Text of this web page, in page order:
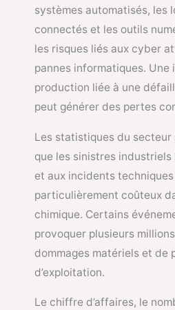
systèmes automatisés, les
connectés et les outils
les risques liés aux cyber
pannes informatiques.
production liée à une
peut générer des pertes
Les statistiques du secteur
que les sinistres
et aux incidents
particulièrement coûteux
chimique. Certains
provoquer plusieurs
dommages matériels et de
d’exploitation.
Le chiffre d’affaires, le